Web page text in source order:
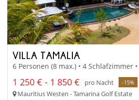
VILLA TAMALIA
6 Personen (8 max.) • 4 Schlafzimmer
1 250 € - 1 850 € pro Nacht -15%
Mauritius Westen - Tamarina Golf Estate